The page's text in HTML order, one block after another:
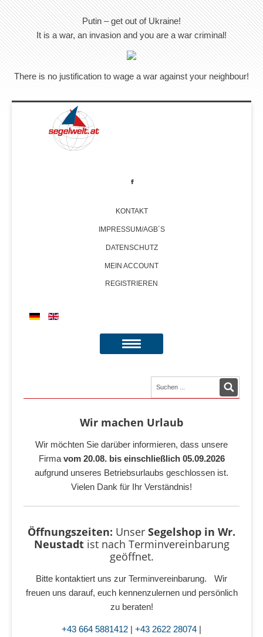
Putin – get out of Ukraine!
It is a war, an invasion and you are a war criminal!
There is no justification to wage a war against your neighbour!
KONTAKT
IMPRESSUM/AGB´S
DATENSCHUTZ
MEIN ACCOUNT
REGISTRIEREN
Wir machen Urlaub
Wir möchten Sie darüber informieren, dass unsere
Firma vom 20.08. bis einschließlich 05.09.2026
aufgrund unseres Betriebsurlaubs geschlossen ist.
Vielen Dank für Ihr Verständnis!
Öffnungszeiten: Unser Segelshop in Wr.
Neustadt ist nach Terminvereinbarung
geöffnet.
Bitte kontaktiert uns zur Terminvereinbarung. Wir
freuen uns darauf, euch kennenzulernen und persönlich
zu beraten!
+43 664 5881412 | +43 2622 28074 |